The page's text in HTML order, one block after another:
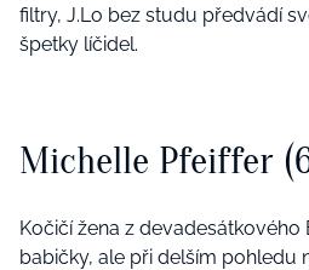
filtry, J.Lo bez studu předvádí
špetky líčidel.
Michelle Pfeiffer
Kočičí žena z devadesátkového
babičky, ale při delším pohledu